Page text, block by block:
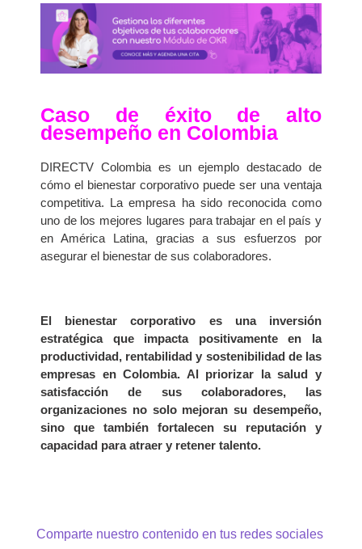
Caso de éxito de alto
desempeño en Colombia
DIRECTV Colombia es un ejemplo destacado de
cómo el bienestar corporativo puede ser una ventaja
competitiva. La empresa ha sido reconocida como
uno de los mejores lugares para trabajar en el país y
en América Latina, gracias a sus esfuerzos por
asegurar el bienestar de sus colaboradores.
El bienestar corporativo es una inversión
estratégica que impacta positivamente en la
productividad, rentabilidad y sostenibilidad de las
empresas en Colombia. Al priorizar la salud y
satisfacción de sus colaboradores, las
organizaciones no solo mejoran su desempeño,
sino que también fortalecen su reputación y
capacidad para atraer y retener talento.
Comparte nuestro contenido en tus redes sociales